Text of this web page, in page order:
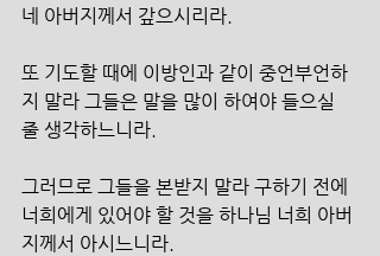
네 아버지께서 갚으시리라.
또 기도할 때에 이방인과 같이 중언부언하
지 말라 그들은 말을 많이 하여야 들으실
줄 생각하느니라.
그러므로 그들을 본받지 말라 구하기 전에
너희에게 있어야 할 것을 하나님 너희 아버
지께서 아시느니라.